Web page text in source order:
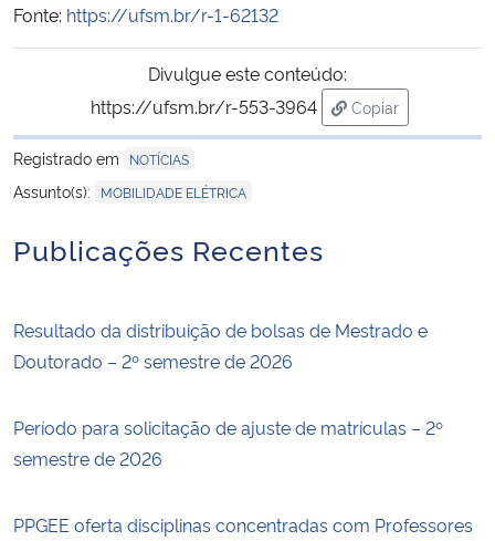
Fonte: https://ufsm.br/r-1-62132
Divulgue este conteúdo:
https://ufsm.br/r-553-3964
Copiar
para área de
Registrado em
NOTÍCIAS
Assunto(s): MOBILIDADE ELÉTRICA
Publicações Recentes
Resultado da distribuição de bolsas de Mestrado e
Doutorado – 2º semestre de 2026
Período para solicitação de ajuste de matrículas – 2º
semestre de 2026
PPGEE oferta disciplinas concentradas com Professores